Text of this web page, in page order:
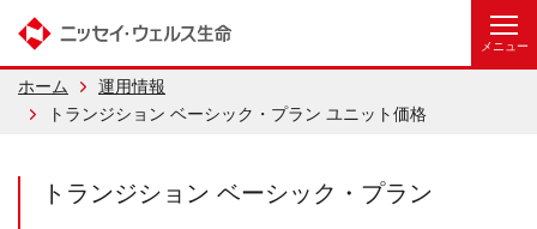
ホーム
運用情報
トランジション ベーシック・プラン ユニット価格
トランジション ベーシック・プラン